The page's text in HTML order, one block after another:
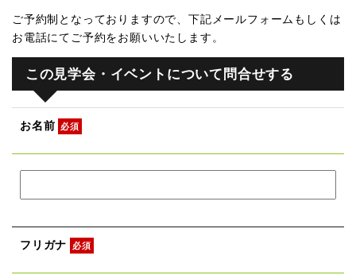
ご予約制となっておりますので、下記メールフォームもしくは
お電話にてご予約をお願いいたします。
この見学会・イベントについて問合せする
お名前 必須
フリガナ 必須